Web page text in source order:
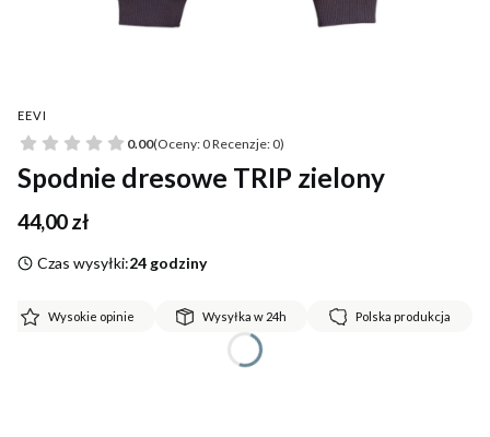
EEVI
0.00(Oceny: 0 Recenzje: 0)
Spodnie dresowe TRIP zielony
Cena
44,00 zł
Czas wysyłki:24 godziny
Wysokie opinie Wysyłka w 24h Polska produkcja